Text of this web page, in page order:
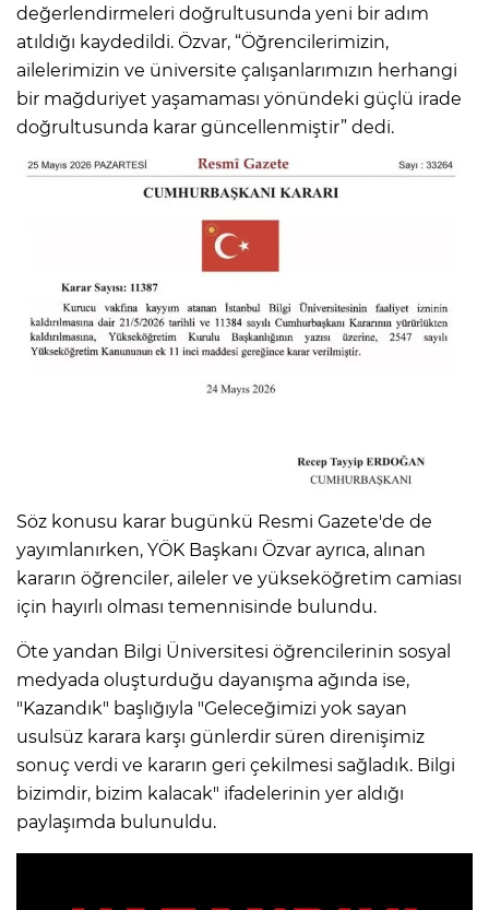
değerlendirmeleri doğrultusunda yeni bir adım
atıldığı kaydedildi. Özvar, “Öğrencilerimizin,
ailelerimizin ve üniversite çalışanlarımızın herhangi
bir mağduriyet yaşamaması yönündeki güçlü irade
doğrultusunda karar güncellenmiştir” dedi.
Söz konusu karar bugünkü Resmi Gazete'de de
yayımlanırken, YÖK Başkanı Özvar ayrıca, alınan
kararın öğrenciler, aileler ve yükseköğretim camiası
için hayırlı olması temennisinde bulundu.
Öte yandan Bilgi Üniversitesi öğrencilerinin sosyal
medyada oluşturduğu dayanışma ağında ise,
"Kazandık" başlığıyla "Geleceğimizi yok sayan
usulsüz karara karşı günlerdir süren direnişimiz
sonuç verdi ve kararın geri çekilmesi sağladık. Bilgi
bizimdir, bizim kalacak" ifadelerinin yer aldığı
paylaşımda bulunuldu.